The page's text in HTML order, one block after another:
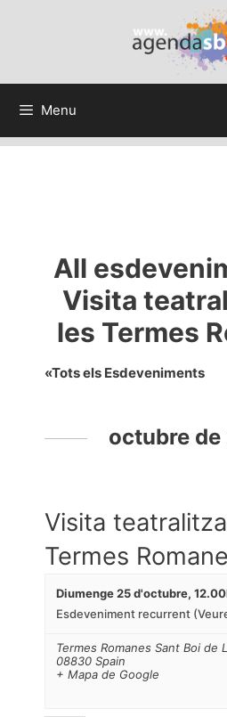
Menu
All
Visita
les Termes
«Tots els Esdeveniments
octubre
Visita
Termes
Diumenge 25 d'octubre,
Esdeveniment recurrent
Termes Romanes Sant Boi de
08830 Spain
+ Mapa de Google